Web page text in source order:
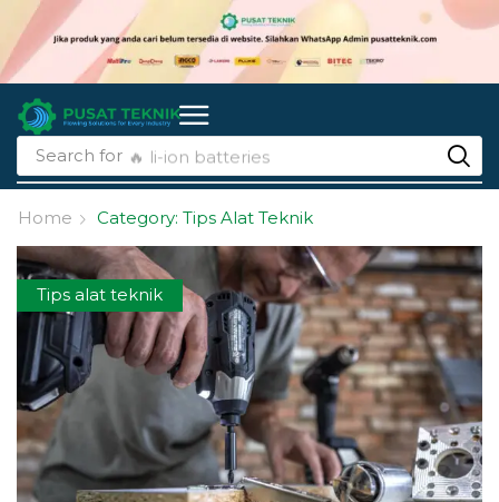
Search for 🔥 li-ion batteries
Home Category: Tips Alat Teknik
Tips alat teknik